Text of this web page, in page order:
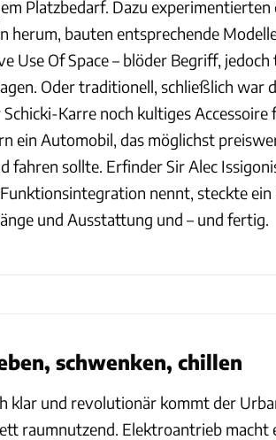
Platzbedarf. Dazu
herum, bauten entsprechende
Use Of Space – blöder Begriff,
Oder traditionell, schließlich war
Karre noch kultiges Accessoire
ein Automobil, das möglichst
fahren sollte. Erfinder Sir Alec
nennt, steckte ein
und Ausstattung und – und fertig.
schwenken, chillen
klar und revolutionär kommt der
raumnutzend. Elektroantrieb macht